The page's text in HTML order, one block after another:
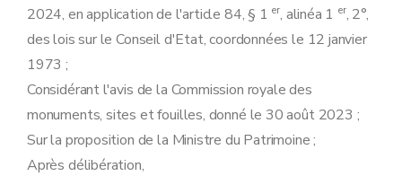
2024, en application de l'article 84, § 1 er, alinéa 1 er, 2°,
des lois sur le Conseil d'Etat, coordonnées le 12 janvier
1973 ;
Considérant l'avis de la Commission royale des
monuments, sites et fouilles, donné le 30 août 2023 ;
Sur la proposition de la Ministre du Patrimoine ;
Après délibération,